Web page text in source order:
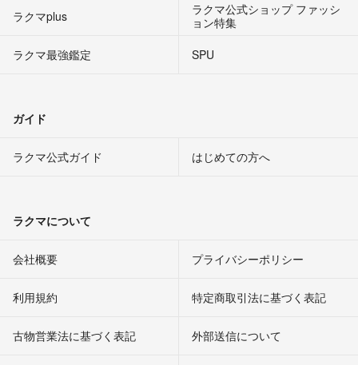
ラクマplus
ラクマ公式ショップ ファッシ
ョン特集
ラクマ最強鑑定
SPU
ガイド
ラクマ公式ガイド はじめての方へ
ラクマについて
会社概要 プライバシーポリシー
利用規約 特定商取引法に基づく表記
古物営業法に基づく表記 外部送信について